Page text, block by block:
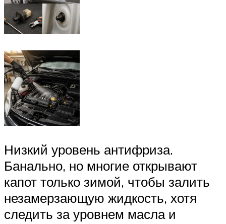
Низкий уровень антифриза.
Банально, но многие открывают
капот только зимой, чтобы залить
незамерзающую жидкость, хотя
следить за уровнем масла и